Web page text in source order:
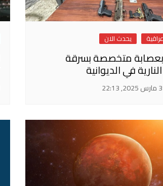
عراقية يحدث الان
بعصابة متخصصة بسرقة
في الديوانية